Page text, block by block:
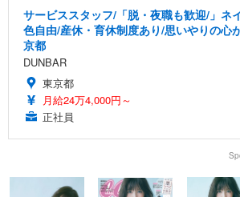
サービススタッフ/「脱・夜職も歓迎/」ネ
色自由/産休・育休制度あり/思いやりの心
京都
DUNBAR
東京都
月給24万4,000円～
正社員